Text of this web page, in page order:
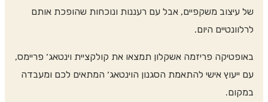
ונוכחות שהופכת אותם
את קולקציית וינטאג׳ פריימס,
המתאים לכם ומעבדה